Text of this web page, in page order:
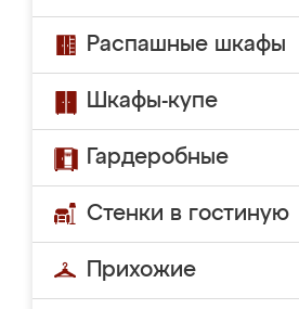
Распашные шкафы
Шкафы-купе
Гардеробные
Стенки в гостиную
Прихожие